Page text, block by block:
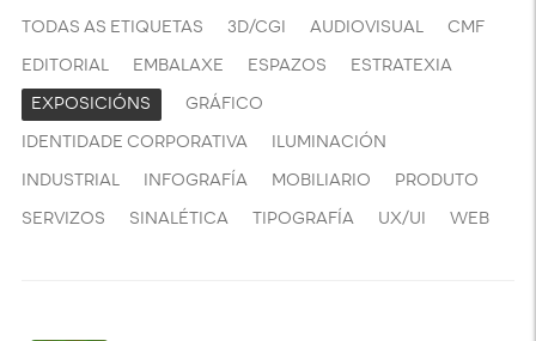
TODAS AS ETIQUETAS 3D/CGI AUDIOVISUAL
CMF
EDITORIAL
EMBALAXE ESPAZOS
ESTRATEXIA
EXPOSICIÓNS
GRÁFICO
IDENTIDADE CORPORATIVA
ILUMINACIÓN
INDUSTRIAL
INFOGRAFÍA MOBILIARIO
PRODUTO
SERVIZOS
SINALÉTICA TIPOGRAFÍA UX/UI WEB